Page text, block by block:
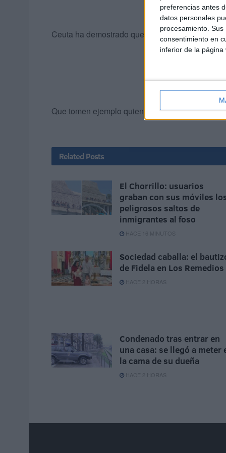
preferencias antes
datos personales
procesamiento.
consentimiento en
inferior de la página
Ceuta ha demostrado que, si se le ofrece un
Que tomen ejemplo quienes lo consideren, al
Related Posts
El Chorrillo: usuarios
graban con sus móviles
peligrosos saltos de
inmigrantes al foso
HACE 16 MINUTOS
Sociedad caballa: el
de Fidela en Los Remedios
HACE 2 HORAS
Condenado tras entrar en
una casa: se llegó a meter
la cama de su dueña
HACE 2 HORAS